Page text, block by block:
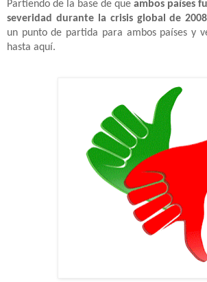
Partiendo de la base de que ambos países
severidad durante la crisis global de 2008
un punto de partida para ambos países y
hasta aquí.